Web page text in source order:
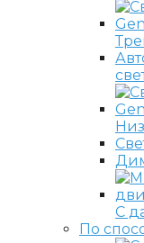
С
По